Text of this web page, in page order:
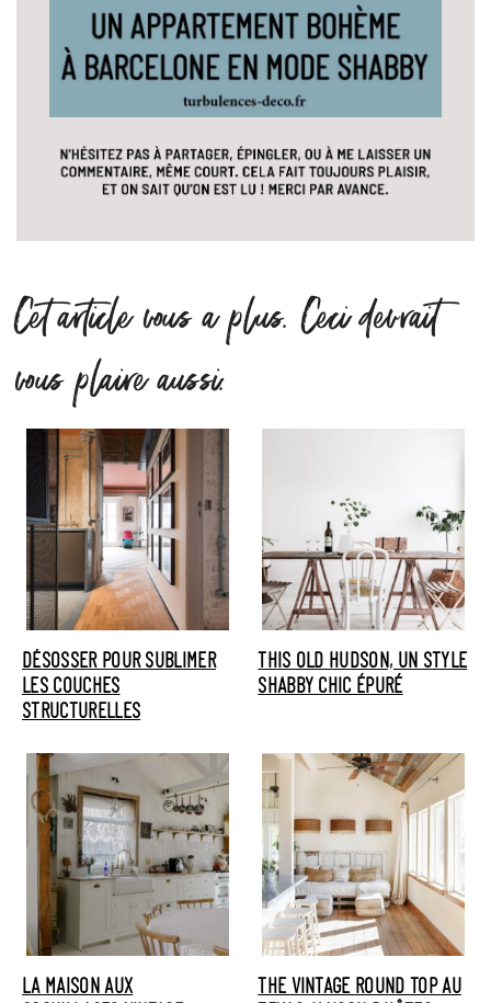
Cet article vous a plus. Ceci devrait
vous plaire aussi.
DÉSOSSER POUR SUBLIMER
LES COUCHES
STRUCTURELLES
THIS OLD HUDSON, UN STYLE
SHABBY CHIC ÉPURÉ
LA MAISON AUX
THE VINTAGE ROUND TOP AU